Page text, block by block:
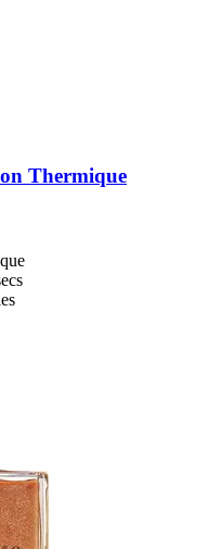
Thermique